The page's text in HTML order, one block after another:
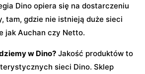
Dino opiera się na dostarczeniu
tam, gdzie nie istnieją duże sieci
jak Auchan czy Netto.
w Dino? Jakość produktów to
sieci Dino. Sklep